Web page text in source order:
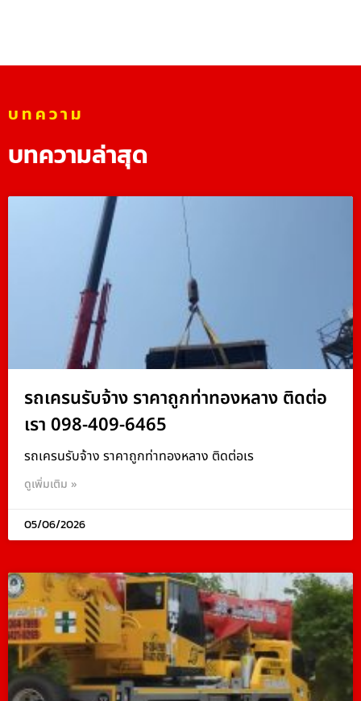
บทความ
บทความล่าสุด
รถเครนรับจ้าง ราคาถูกท่าทองหลาง ติดต่อ
เรา 098-409-6465
รถเครนรับจ้าง ราคาถูกท่าทองหลาง ติดต่อเร
ดูเพิ่มเติม »
05/06/2026